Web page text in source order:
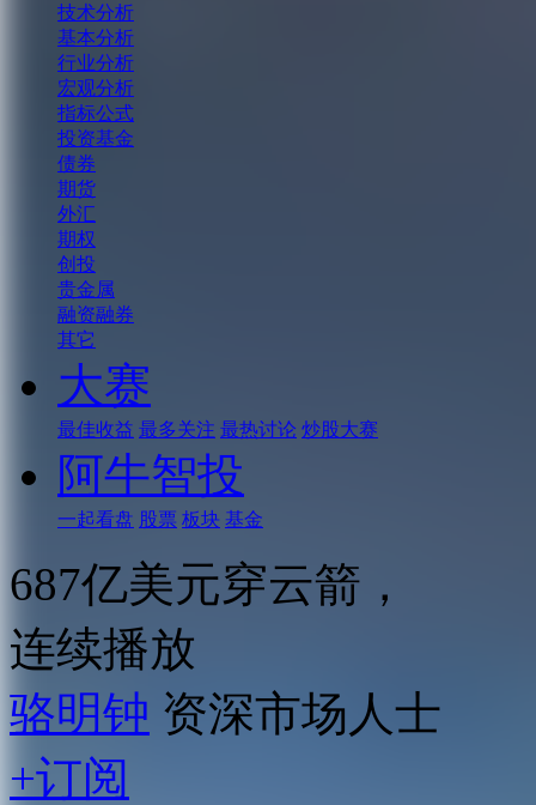
技术分析
基本分析
行业分析
宏观分析
指标公式
投资基金
债券
期货
外汇
期权
创投
贵金属
融资融券
其它
大赛
最佳收益 最多关注 最热讨论 炒股大赛
阿牛智投
一起看盘 股票 板块 基金
687亿美元穿云箭，
连续播放
骆明钟 资深市场人士
+订阅